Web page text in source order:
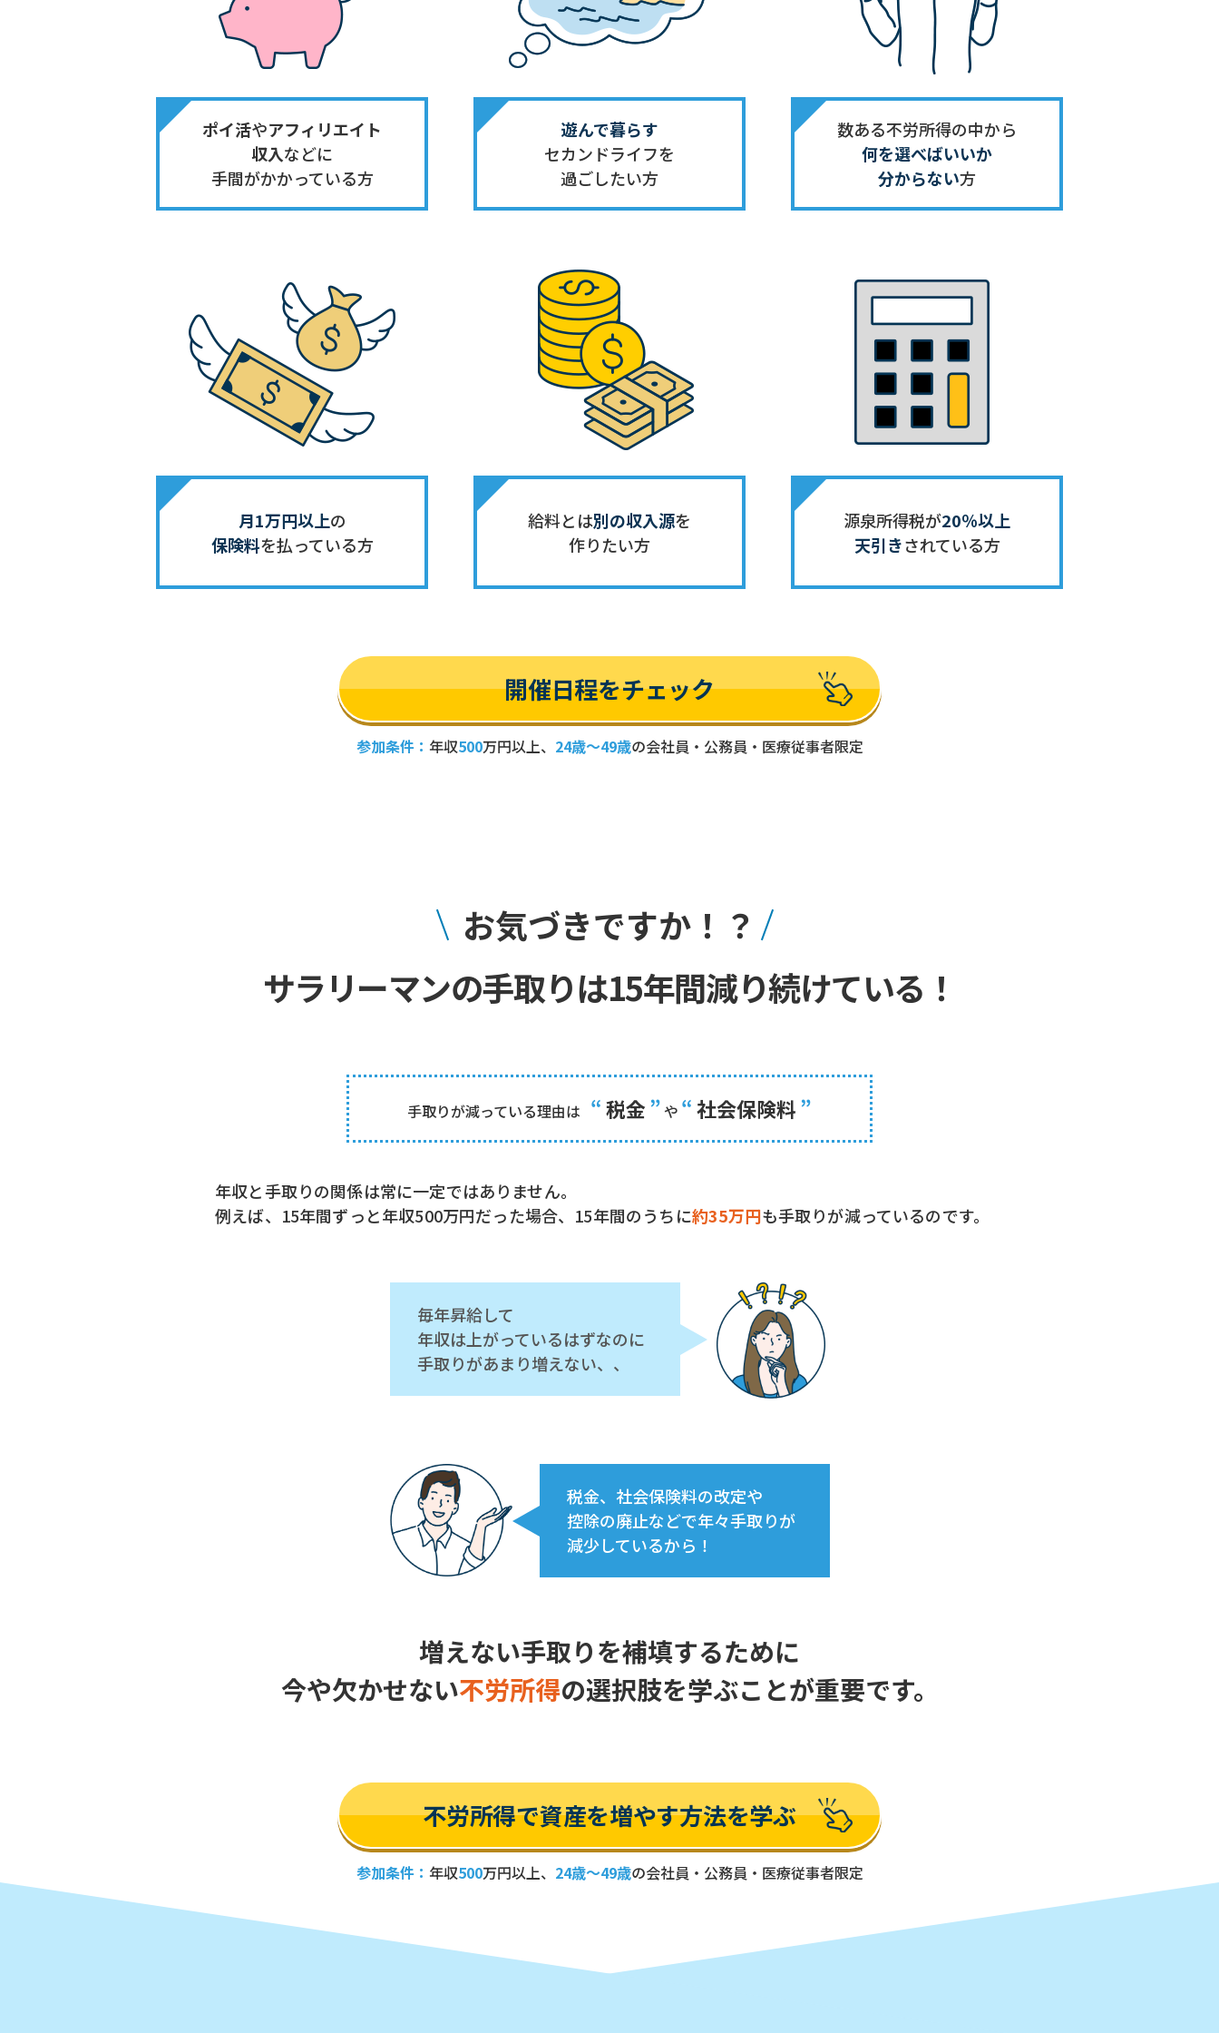
ポイ活やアフィリエイト
収入などに
手間がかかっている方
遊んで暮らす
セカンドライフを
過ごしたい方
数ある不労所得の中から
何を選べばいいか
分からない方
月1万円以上の
保険料を払っている方
給料とは別の収入源を
作りたい方
源泉所得税が20％以上
天引きされている方
開催日程をチェック
参加条件： 年収500万円以上、 24歳～49歳の会社員・公務員・医療従事者限定
お気づきですか！？
サラリーマンの手取りは15年間減り続けている！
手取りが減っている理由は “税金 ” や “社会保険料 ”
年収と手取りの関係は常に一定ではありません。
例えば、15年間ずっと年収500万円だった場合、15年間のうちに約35万円も手取りが減っているのです。
毎年昇給して
年収は上がっているはずなのに
手取りがあまり増えない、、
税金、社会保険料の改定や
控除の廃止などで年々手取りが
減少しているから！
増えない手取りを補填するために
今や欠かせない不労所得の選択肢を学ぶことが重要です。
不労所得で資産を増やす方法を学ぶ
参加条件： 年収500万円以上、 24歳～49歳の会社員・公務員・医療従事者限定